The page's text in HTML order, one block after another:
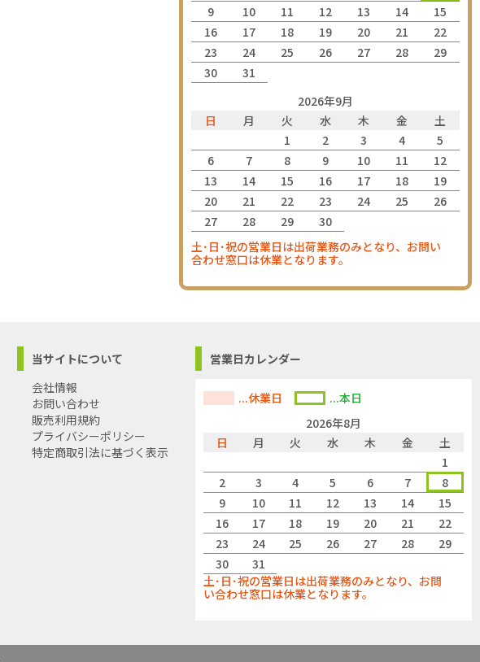
9
10 11 12 13 14
15
16
17 18 19 20 21
22
23
24 25 26 27 28
29
30
31
2026年9月
日
月 火 水 木 金
土
1
2 3 4
5
6
7 8 9 10 11
12
13
14 15 16 17 18
19
20
21 22 23 24 25
26
27
28 29
30
土･日･祝の営業日は出荷業務のみとなり、お問い
合わせ窓口は休業となります。
当サイトについて
会社情報
お問い合わせ
販売利用規約
プライバシーポリシー
特定商取引法に基づく表示
営業日カレンダー
...休業日
...本日
2026年8月
日
月 火 水 木 金
土
1
2
3 4 5 6 7
8
9
10 11 12 13 14
15
16
17 18 19 20 21
22
23
24 25 26 27 28
29
30
31
土･日･祝の営業日は出荷業務のみとなり、お問
い合わせ窓口は休業となります。